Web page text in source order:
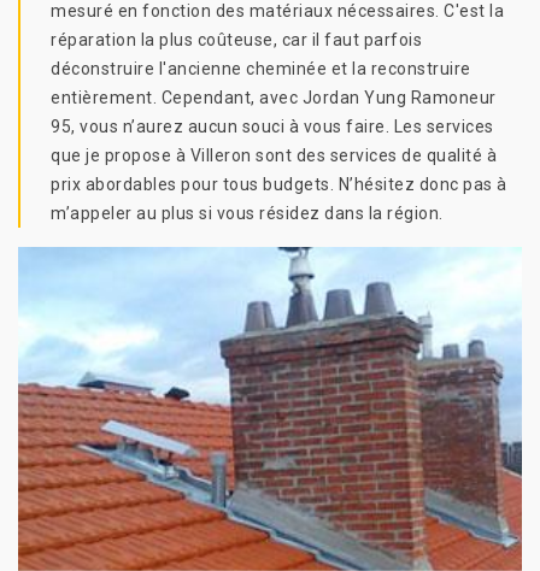
mesuré en fonction des matériaux nécessaires. C'est la
réparation la plus coûteuse, car il faut parfois
déconstruire l'ancienne cheminée et la reconstruire
entièrement. Cependant, avec Jordan Yung Ramoneur
95, vous n’aurez aucun souci à vous faire. Les services
que je propose à Villeron sont des services de qualité à
prix abordables pour tous budgets. N’hésitez donc pas à
m’appeler au plus si vous résidez dans la région.